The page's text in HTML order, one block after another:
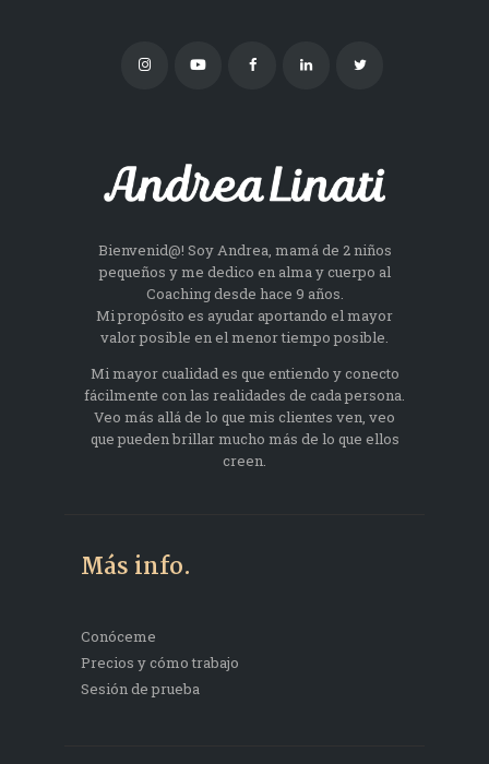
Bienvenid@! Soy Andrea, mamá de 2 niños
pequeños y me dedico en alma y cuerpo al
Coaching desde hace 9 años.
Mi propósito es ayudar aportando el mayor
valor posible en el menor tiempo posible.
Mi mayor cualidad es que entiendo y conecto
fácilmente con las realidades de cada persona.
Veo más allá de lo que mis clientes ven, veo
que pueden brillar mucho más de lo que ellos
creen.
Más info.
Conóceme
Precios y cómo trabajo
Sesión de prueba